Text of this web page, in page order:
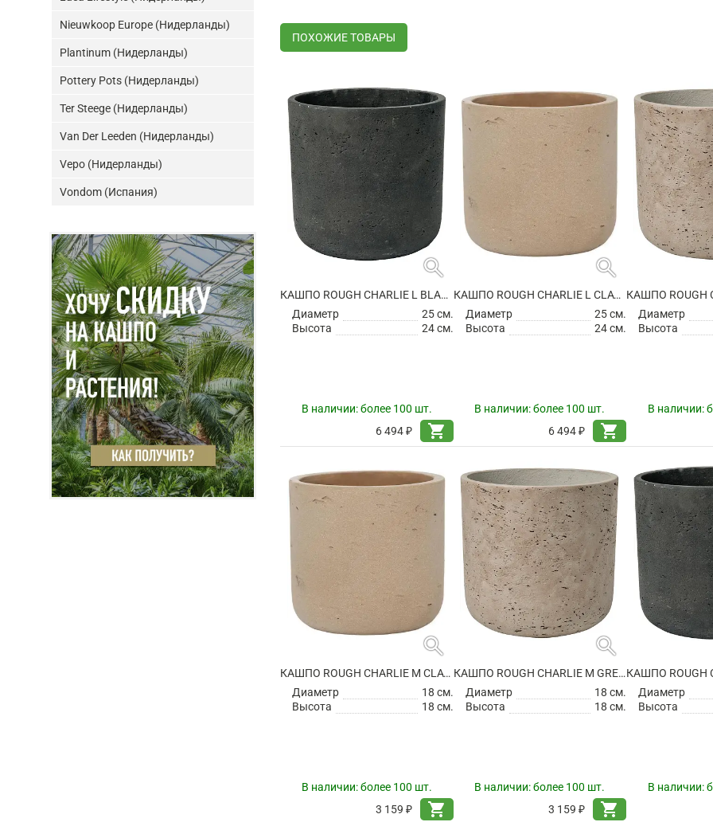
ПОХОЖИЕ ТОВАРЫ
search
КАШПО ROUGH CHARLIE L BLACK WASHED
Диаметр
25 см.
Высота
24 см.
В наличии:более 100 шт.
6 494 ₽
shopping_cart
search
КАШПО ROUGH CHARLIE L CLAY WASHED
Диаметр
25 см.
Высота
24 см.
В наличии:более 100 шт.
6 494 ₽
shopping_cart
Диаметр
Высота
В наличии:
search
КАШПО ROUGH CHARLIE M CLAY WASHED
Диаметр
18 см.
Высота
18 см.
В наличии:более 100 шт.
3 159 ₽
shopping_cart
search
КАШПО ROUGH CHARLIE M GREY WASHED
Диаметр
18 см.
Высота
18 см.
В наличии:более 100 шт.
3 159 ₽
shopping_cart
Диаметр
Высота
В наличии:
Nieuwkoop Europe (Нидерланды)
Plantinum (Нидерланды)
Pottery Pots (Нидерланды)
Ter Steege (Нидерланды)
Van Der Leeden (Нидерланды)
Vepo (Нидерланды)
Vondom (Испания)